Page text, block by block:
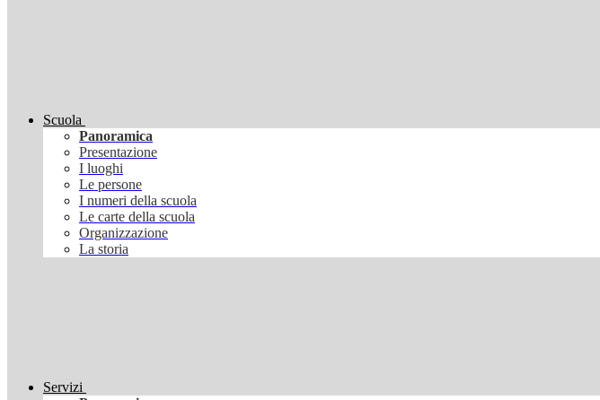
Scuola
Panoramica
Presentazione
I luoghi
Le persone
I numeri della scuola
Le carte della scuola
Organizzazione
La storia
Servizi